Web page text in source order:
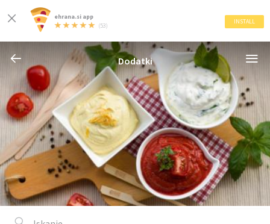
ehrana.si app
(53)
INSTALL
Dodatki